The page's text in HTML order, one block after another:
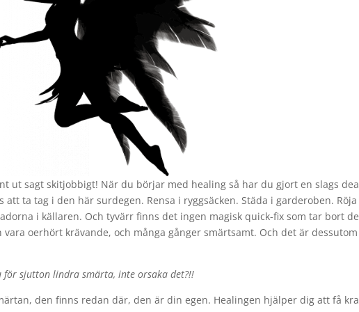
ut sagt skitjobbigt! När du börjar med healing så har du gjort en slags
ta tag i den här surdegen. Rensa i ryggsäcken. Städa i garderoben. Röja
i källaren. Och tyvärr finns det ingen magisk quick-fix som tar bort
oerhört krävande, och många gånger smärtsamt. Och det är
för sjutton lindra smärta, inte orsaka det?!!
den finns redan där, den är din egen. Healingen hjälper dig att få